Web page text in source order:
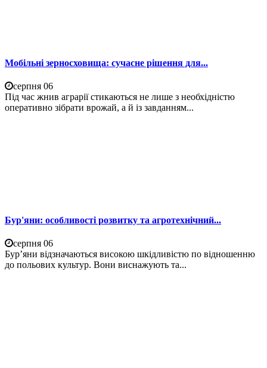
Мобільні зерносховища: сучасне рішення для...
серпня 06
Під час жнив аграрії стикаються не лише з необхідністю
оперативно зібрати врожай, а й із завданням...
Бур'яни: особливості розвитку та агротехнічний...
серпня 06
Бур’яни відзначаються високою шкідливістю по відношенню
до польових культур. Вони виснажують та...